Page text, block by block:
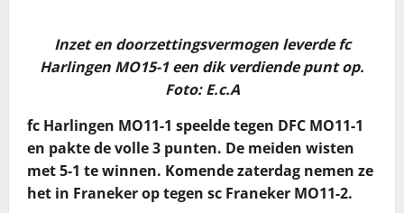
Inzet en doorzettingsvermogen leverde fc
Harlingen MO15-1 een dik verdiende punt op.
Foto: E.c.A
fc Harlingen MO11-1 speelde tegen DFC MO11-1
en pakte de volle 3 punten. De meiden wisten
met 5-1 te winnen. Komende zaterdag nemen ze
het in Franeker op tegen sc Franeker MO11-2.